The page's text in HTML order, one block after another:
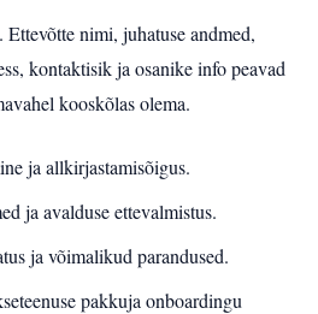
nimi, juhatuse andmed,
kontaktisik ja osanike info peavad
kooskõlas olema.
ja allkirjastamisõigus.
ja avalduse ettevalmistus.
ja võimalikud parandused.
pakkuja onboardingu